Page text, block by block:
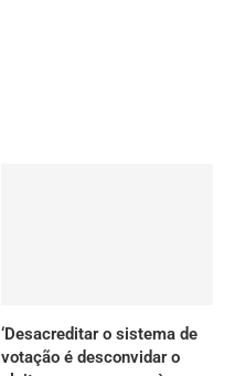
‘Desacreditar o sistema de
votação é desconvidar o